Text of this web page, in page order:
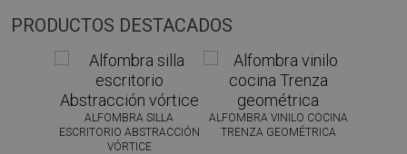
PRODUCTOS DESTACADOS
ALFOMBRA SILLA
ESCRITORIO ABSTRACCIÓN
VÓRTICE
ALFOMBRA VINILO COCINA
TRENZA GEOMÉTRICA